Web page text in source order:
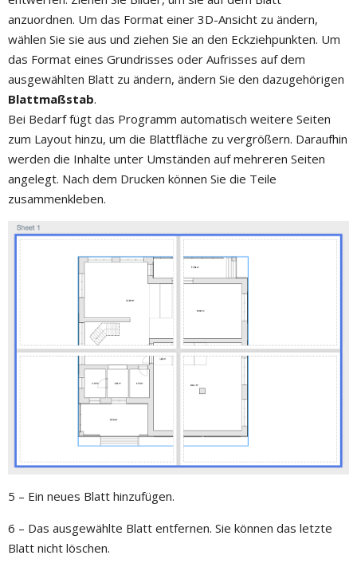
anzuordnen. Um das Format einer 3D-Ansicht zu ändern,
wählen Sie sie aus und ziehen Sie an den Eckziehpunkten. Um
das Format eines Grundrisses oder Aufrisses auf dem
ausgewählten Blatt zu ändern, ändern Sie den dazugehörigen
Blattmaßstab.
Bei Bedarf fügt das Programm automatisch weitere Seiten
zum Layout hinzu, um die Blattfläche zu vergrößern. Daraufhin
werden die Inhalte unter Umständen auf mehreren Seiten
angelegt. Nach dem Drucken können Sie die Teile
zusammenkleben.
5 – Ein neues Blatt hinzufügen.
6 – Das ausgewählte Blatt entfernen. Sie können das letzte
Blatt nicht löschen.